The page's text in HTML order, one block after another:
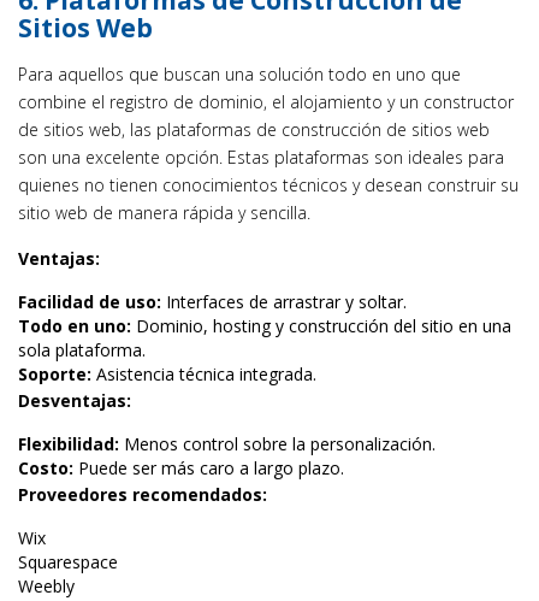
Sitios Web
Para aquellos que buscan una solución todo en uno que
combine el registro de dominio, el alojamiento y un constructor
de sitios web, las plataformas de construcción de sitios web
son una excelente opción. Estas plataformas son ideales para
quienes no tienen conocimientos técnicos y desean construir su
sitio web de manera rápida y sencilla.
Ventajas:
Facilidad de uso: Interfaces de arrastrar y soltar.
Todo en uno: Dominio, hosting y construcción del sitio en una
sola plataforma.
Soporte: Asistencia técnica integrada.
Desventajas:
Flexibilidad: Menos control sobre la personalización.
Costo: Puede ser más caro a largo plazo.
Proveedores recomendados:
Wix
Squarespace
Weebly